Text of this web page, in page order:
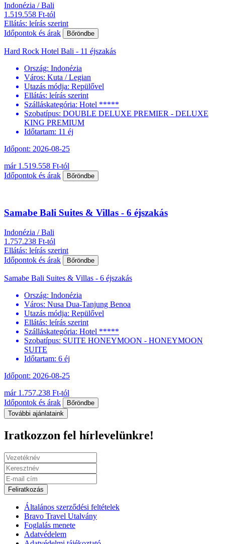
Indonézia / Bali
1.519.558 Ft-tól
Ellátás: leírás szerint
Időpontok és árak
Bőröndbe
Hard Rock Hotel Bali - 11 éjszakás
Ország: Indonézia
Város: Kuta / Legian
Utazás módja: Repülővel
Ellátás: leírás szerint
Szálláskategória: Hotel *****
Szobatípus: DOUBLE DELUXE PREMIER - DELUXE
KING PREMIUM
Időtartam: 11 éj
Időpont: 2026-08-25
már 1.519.558 Ft-tól
Időpontok és árak
Bőröndbe
Samabe Bali Suites & Villas - 6 éjszakás
Indonézia / Bali
1.757.238 Ft-tól
Ellátás: leírás szerint
Időpontok és árak
Bőröndbe
Samabe Bali Suites & Villas - 6 éjszakás
Ország: Indonézia
Város: Nusa Dua-Tanjung Benoa
Utazás módja: Repülővel
Ellátás: leírás szerint
Szálláskategória: Hotel *****
Szobatípus: SUITE HONEYMOON - HONEYMOON
SUITE
Időtartam: 6 éj
Időpont: 2026-08-25
már 1.757.238 Ft-tól
Időpontok és árak
Bőröndbe
További ajánlataink
Iratkozzon fel hírlevelünkre!
Feliratkozás
Általános szerződési feltételek
Bravo Travel Utalvány
Foglalás menete
Adatvédelem